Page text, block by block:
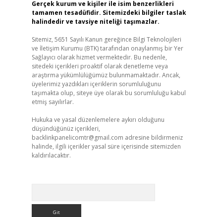
Gerçek kurum ve kişiler ile isim benzerlikleri
tamamen tesadüfidir. Sitemizdeki bilgiler taslak
halindedir ve tavsiye niteliği taşımazlar.
Sitemiz, 5651 Sayılı Kanun gereğince Bilgi Teknolojileri
ve İletişim Kurumu (BTK) tarafından onaylanmış bir Yer
Sağlayıcı olarak hizmet vermektedir. Bu nedenle,
sitedeki içerikleri proaktif olarak denetleme veya
araştırma yükümlülüğümüz bulunmamaktadır. Ancak,
üyelerimiz yazdıkları içeriklerin sorumluluğunu
taşımakta olup, siteye üye olarak bu sorumluluğu kabul
etmiş sayılırlar.
Hukuka ve yasal düzenlemelere aykırı olduğunu
düşündüğünüz içerikleri,
backlinkpanelicomtr@gmail.com adresine bildirmeniz
halinde, ilgili içerikler yasal süre içerisinde sitemizden
kaldırılacaktır.